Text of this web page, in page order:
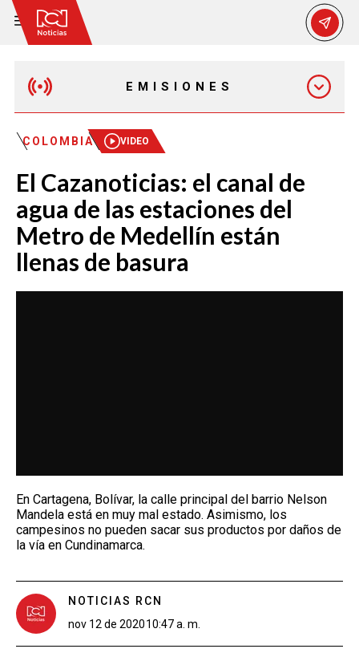
EMISIONES
MAÑANA EXPRESS
EMISIÓN 12:30 PM
EMISIÓN 7:00 PM
EMISIÓN 11:30 PM
COLOMBIA VIDEO
El Cazanoticias: el canal de
agua de las estaciones del
Metro de Medellín están
llenas de basura
En Cartagena, Bolívar, la calle principal del barrio Nelson
Mandela está en muy mal estado. Asimismo, los
campesinos no pueden sacar sus productos por daños de
la vía en Cundinamarca.
NOTICIAS RCN
nov 12 de 202010:47 a. m.